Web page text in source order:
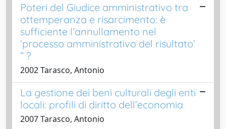
Poteri del Giudice amministrativo tra
ottemperanza e risarcimento: è
sufficiente l’annullamento nel
‘processo amministrativo del risultato’
” ?
2002 Tarasco, Antonio
La gestione dei beni culturali degli enti
locali: profili di diritto dell’economia
2007 Tarasco, Antonio